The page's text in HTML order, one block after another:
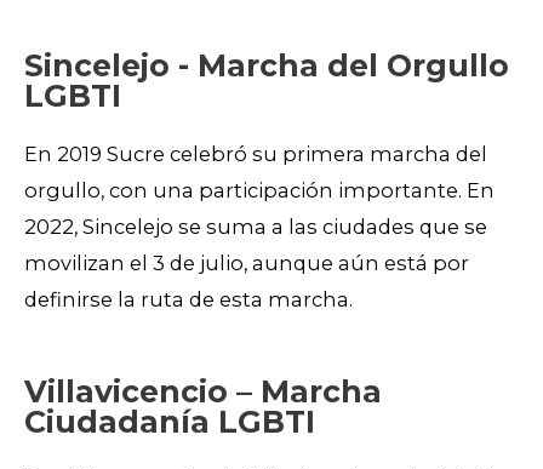
Sincelejo - Marcha del Orgullo
LGBTI
En 2019 Sucre celebró su primera marcha del
orgullo, con una participación importante. En
2022, Sincelejo se suma a las ciudades que se
movilizan el 3 de julio, aunque aún está por
definirse la ruta de esta marcha.
Villavicencio – Marcha
Ciudadanía LGBTI